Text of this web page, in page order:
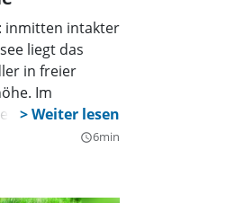
inmitten intakter
liegt das
in freier
Im
des
Hauses hat
query_builder6min